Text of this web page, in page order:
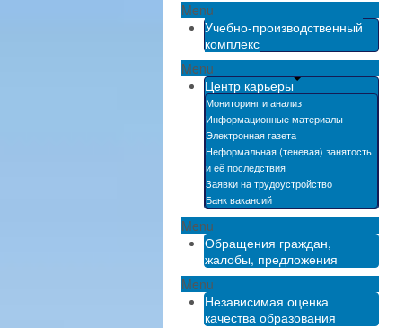
Menu
Учебно-производственный
комплекс
Menu
Центр карьеры
Мониторинг и анализ
Информационные материалы
Электронная газета
Неформальная (теневая) занятость
и её последствия
Заявки на трудоустройство
Банк вакансий
Menu
Обращения граждан,
жалобы, предложения
Menu
Независимая оценка
качества образования